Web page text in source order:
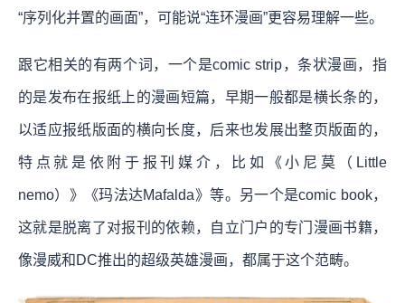
“序列化并置的画面”，可能说“连环漫画”更容易理解一些。
跟它相关的有两个词，一个是comic strip，条状漫画，指
的是发布在报纸上的漫画短篇，早期一般都是横长条的，
以适应报纸版面的横向长度，后来也发展出整页版面的，
特点就是依附于报刊媒介，比如《小尼莫（Little
nemo）》《玛法达Mafalda》等。另一个是comic book，
这就是脱离了对报刊的依赖，自立门户的专门漫画书籍，
像漫威和DC推出的超级英雄漫画，都属于这个范畴。